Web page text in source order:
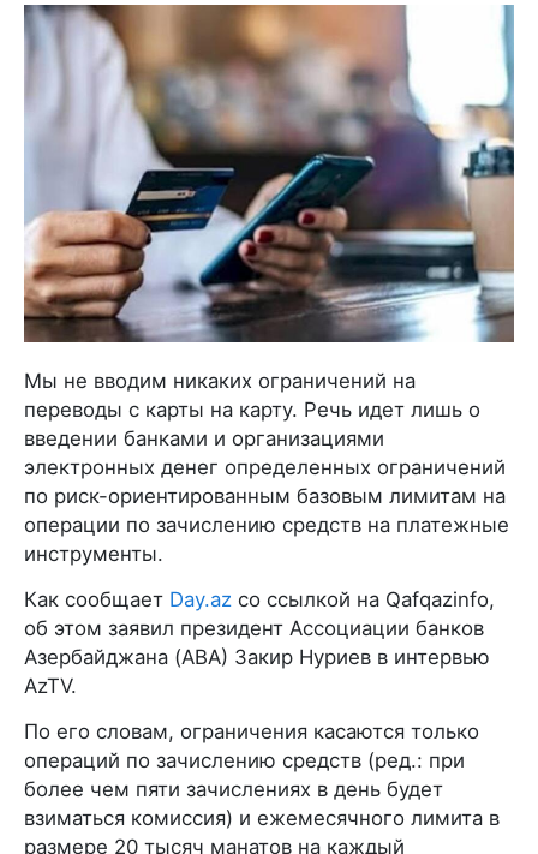
Мы не вводим никаких ограничений на
переводы с карты на карту. Речь идет лишь о
введении банками и организациями
электронных денег определенных ограничений
по риск-ориентированным базовым лимитам на
операции по зачислению средств на платежные
инструменты.
Как сообщает Day.az со ссылкой на Qafqazinfo,
об этом заявил президент Ассоциации банков
Азербайджана (ABA) Закир Нуриев в интервью
AzTV.
По его словам, ограничения касаются только
операций по зачислению средств (ред.: при
более чем пяти зачислениях в день будет
взиматься комиссия) и ежемесячного лимита в
размере 20 тысяч манатов на каждый